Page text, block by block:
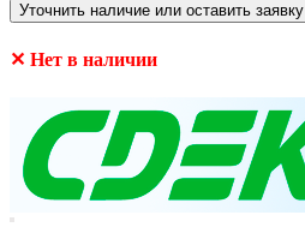
Уточнить наличие или оставить заявку
✕ Нет в наличии